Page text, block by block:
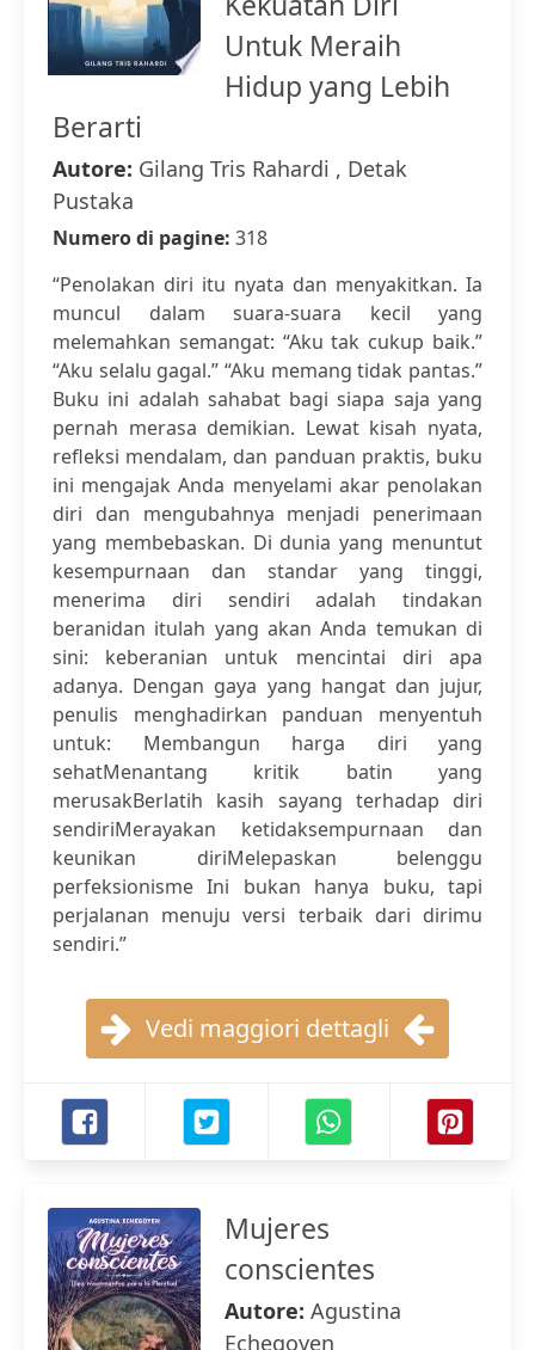
Untuk Meraih
Hidup yang Lebih
Berarti
Autore: Gilang Tris Rahardi , Detak
Pustaka
Numero di pagine: 318
“Penolakan diri itu nyata dan menyakitkan. Ia
muncul dalam suara-suara kecil yang
melemahkan semangat: “Aku tak cukup baik.”
“Aku selalu gagal.” “Aku memang tidak pantas.”
Buku ini adalah sahabat bagi siapa saja yang
pernah merasa demikian. Lewat kisah nyata,
refleksi mendalam, dan panduan praktis, buku
ini mengajak Anda menyelami akar penolakan
diri dan mengubahnya menjadi penerimaan
yang membebaskan. Di dunia yang menuntut
kesempurnaan dan standar yang tinggi,
menerima diri sendiri adalah tindakan
beranidan itulah yang akan Anda temukan di
sini: keberanian untuk mencintai diri apa
adanya. Dengan gaya yang hangat dan jujur,
penulis menghadirkan panduan menyentuh
untuk: Membangun harga diri yang
sehatMenantang kritik batin yang
merusakBerlatih kasih sayang terhadap diri
sendiriMerayakan ketidaksempurnaan dan
keunikan diriMelepaskan belenggu
perfeksionisme Ini bukan hanya buku, tapi
perjalanan menuju versi terbaik dari dirimu
sendiri.”
Vedi maggiori dettagli
Mujeres
conscientes
Autore: Agustina
Echegoyen